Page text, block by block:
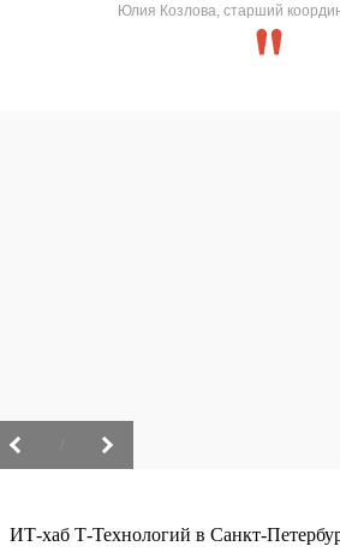
Юлия Козлова, старший
ИТ-хаб Т-Технологий в Санкт-